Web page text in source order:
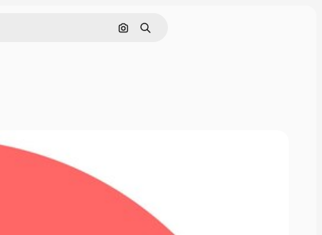
Cerca per immagine
Ricerca